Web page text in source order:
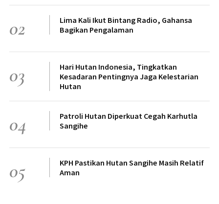
02
Lima Kali Ikut Bintang Radio, Gahansa
Bagikan Pengalaman
03
Hari Hutan Indonesia, Tingkatkan
Kesadaran Pentingnya Jaga Kelestarian
Hutan
04
Patroli Hutan Diperkuat Cegah Karhutla
Sangihe
05
KPH Pastikan Hutan Sangihe Masih Relatif
Aman